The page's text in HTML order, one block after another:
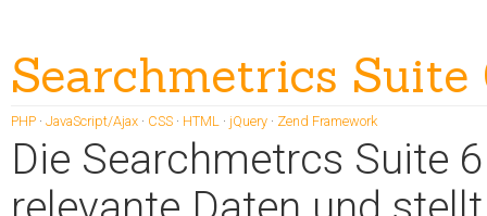
Searchmetrics Suite
PHP · JavaScript/Ajax · CSS · HTML · jQuery · Zend Framework
Die Searchmetrcs Suite